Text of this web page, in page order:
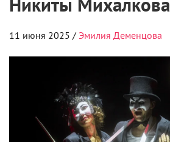
11 июня 2025 / Эмилия Деменцова